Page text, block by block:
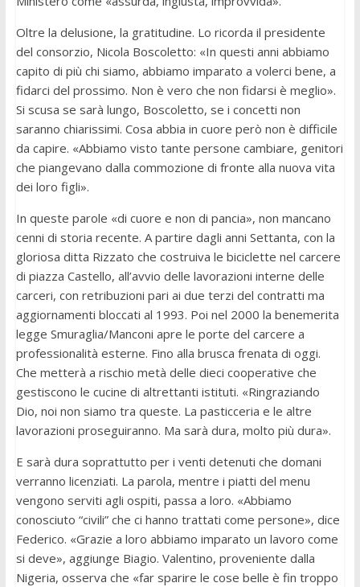
Oltre la delusione, la gratitudine. Lo ricorda il presidente
del consorzio, Nicola Boscoletto: «In questi anni abbiamo
capito di più chi siamo, abbiamo imparato a volerci bene, a
fidarci del prossimo. Non è vero che non fidarsi è meglio».
Si scusa se sarà lungo, Boscoletto, se i concetti non
saranno chiarissimi. Cosa abbia in cuore però non è difficile
da capire. «Abbiamo visto tante persone cambiare, genitori
che piangevano dalla commozione di fronte alla nuova vita
dei loro figli».
In queste parole «di cuore e non di pancia», non mancano
cenni di storia recente. A partire dagli anni Settanta, con la
gloriosa ditta Rizzato che costruiva le biciclette nel carcere
di piazza Castello, all’avvio delle lavorazioni interne delle
carceri, con retribuzioni pari ai due terzi del contratti ma
aggiornamenti bloccati al 1993. Poi nel 2000 la benemerita
legge Smuraglia/Manconi apre le porte del carcere a
professionalità esterne. Fino alla brusca frenata di oggi.
Che metterà a rischio metà delle dieci cooperative che
gestiscono le cucine di altrettanti istituti. «Ringraziando
Dio, noi non siamo tra queste. La pasticceria e le altre
lavorazioni proseguiranno. Ma sarà dura, molto più dura».
E sarà dura soprattutto per i venti detenuti che domani
verranno licenziati. La parola, mentre i piatti del menu
vengono serviti agli ospiti, passa a loro. «Abbiamo
conosciuto “civili” che ci hanno trattati come persone», dice
Federico. «Grazie a loro abbiamo imparato un lavoro come
si deve», aggiunge Biagio. Valentino, proveniente dalla
Nigeria, osserva che «far sparire le cose belle è fin troppo